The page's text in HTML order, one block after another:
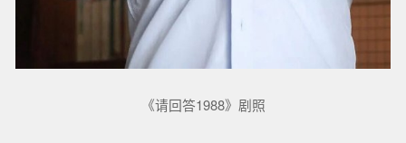
《请回答1988》剧照